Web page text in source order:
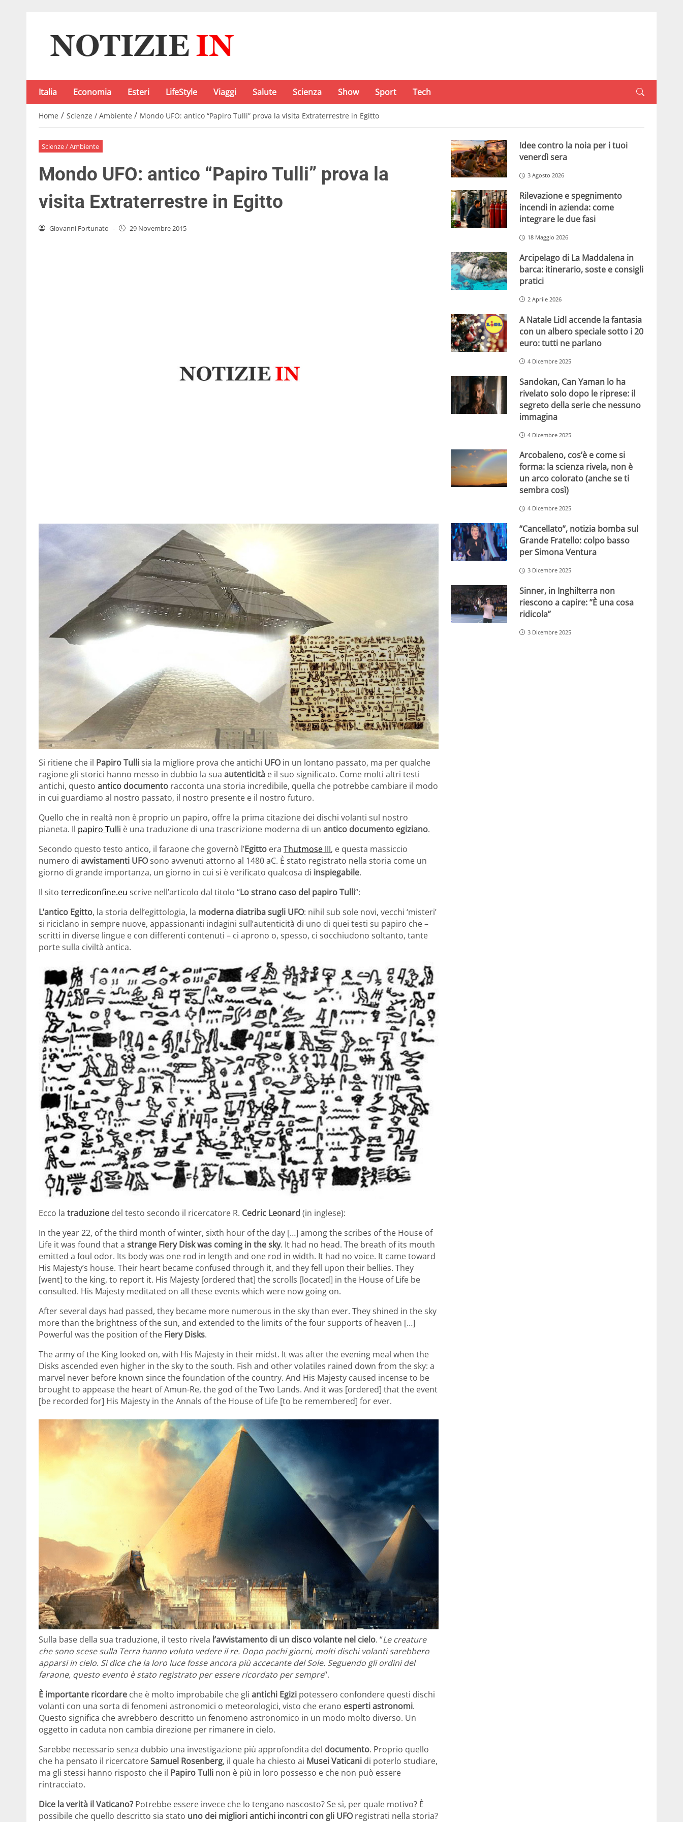
Italia Economia Esteri LifeStyle Viaggi Salute Scienza Show Sport Tech
Home / Scienze / Ambiente / Mondo UFO: antico “Papiro Tulli” prova la visita Extraterrestre in Egitto
Scienze / Ambiente
Mondo UFO: antico “Papiro Tulli” prova la
visita Extraterrestre in Egitto
Giovanni Fortunato - 29 Novembre 2015
Si ritiene che il Papiro Tullisia la migliore prova che antichi UFO in un lontano passato, ma per qualche
ragione gli storici hanno messo in dubbio la sua autenticità e il suo significato. Come molti altri testi
antichi, questo antico documento racconta una storia incredibile, quella che potrebbe cambiare il modo
in cui guardiamo al nostro passato, il nostro presente e il nostro futuro.
Quello che in realtà non è proprio un papiro, offre la prima citazione dei dischi volanti sul nostro
pianeta. Il papiro Tulli è una traduzione di una trascrizione moderna di un antico documento egiziano.
Secondo questo testo antico, il faraone che governò l’Egitto era Thutmose III, e questa massiccio
numero di avvistamenti UFOsono avvenuti attorno al 1480 aC. È stato registrato nella storia come un
giorno di grande importanza, un giorno in cui si è verificato qualcosa di inspiegabile.
Il sito terrediconfine.eu scrive nell’articolo dal titolo “Lo strano caso del papiro Tulli“:
L’antico Egitto, la storia dell’egittologia, la moderna diatriba sugli UFO: nihil sub sole novi, vecchi ‘misteri’
si riciclano in sempre nuove, appassionanti indagini sull’autenticità di uno di quei testi su papiro che –
scritti in diverse lingue e con differenti contenuti – ci aprono o, spesso, ci socchiudono soltanto, tante
porte sulla civiltà antica.
Ecco la traduzione del testo secondo il ricercatore R. Cedric Leonard (in inglese):
In the year 22, of the third month of winter, sixth hour of the day […] among the scribes of the House of
Life it was found that a strange Fiery Disk was coming in the sky. It had no head. The breath of its mouth
emitted a foul odor. Its body was one rod in length and one rod in width. It had no voice. It came toward
His Majesty’s house. Their heart became confused through it, and they fell upon their bellies. They
[went] to the king, to report it. His Majesty [ordered that] the scrolls [located] in the House of Life be
consulted. His Majesty meditated on all these events which were now going on.
After several days had passed, they became more numerous in the sky than ever. They shined in the sky
more than the brightness of the sun, and extended to the limits of the four supports of heaven […]
Powerful was the position of the Fiery Disks.
The army of the King looked on, with His Majesty in their midst. It was after the evening meal when the
Disks ascended even higher in the sky to the south. Fish and other volatiles rained down from the sky: a
marvel never before known since the foundation of the country. And His Majesty caused incense to be
brought to appease the heart of Amun-Re, the god of the Two Lands. And it was [ordered] that the event
[be recorded for] His Majesty in the Annals of the House of Life [to be remembered] for ever.
Sulla base della sua traduzione, il testo rivela l’avvistamento di un disco volante nel cielo. “Le creature
che sono scese sulla Terra hanno voluto vedere il re. Dopo pochi giorni, molti dischi volanti sarebbero
apparsi in cielo. Si dice che la loro luce fosse ancora più accecante del Sole. Seguendo gli ordini del
faraone, questo evento è stato registrato per essere ricordato per sempre“.
È importante ricordare che è molto improbabile che gli antichi Egizi potessero confondere questi dischi
volanti con una sorta di fenomeni astronomici o meteorologici, visto che erano esperti astronomi.
Questo significa che avrebbero descritto un fenomeno astronomico in un modo molto diverso. Un
oggetto in caduta non cambia direzione per rimanere in cielo.
Sarebbe necessario senza dubbio una investigazione più approfondita del documento. Proprio quello
che ha pensato il ricercatoreSamuel Rosenberg, il quale ha chiesto ai Musei Vaticani di poterlo studiare,
ma gli stessi hanno risposto che il Papiro Tulli non è più in loro possesso e che non può essere
rintracciato.
Dice la verità il Vaticano? Potrebbe essere invece che lo tengano nascosto? Se sì, per quale motivo? È
possibile che quello descritto sia stato uno dei migliori antichi incontri con gli UFO registrati nella storia?
Idee contro la noia per i tuoi
venerdì sera
3 Agosto 2026
Rilevazione e spegnimento
incendi in azienda: come
integrare le due fasi
18 Maggio 2026
Arcipelago di La Maddalena in
barca: itinerario, soste e consigli
pratici
2 Aprile 2026
A Natale Lidl accende la fantasia
con un albero speciale sotto i 20
euro: tutti ne parlano
4 Dicembre 2025
Sandokan, Can Yaman lo ha
rivelato solo dopo le riprese: il
segreto della serie che nessuno
immagina
4 Dicembre 2025
Arcobaleno, cos’è e come si
forma: la scienza rivela, non è
un arco colorato (anche se ti
sembra così)
4 Dicembre 2025
“Cancellato”, notizia bomba sul
Grande Fratello: colpo basso
per Simona Ventura
3 Dicembre 2025
Sinner, in Inghilterra non
riescono a capire: ”È una cosa
ridicola”
3 Dicembre 2025